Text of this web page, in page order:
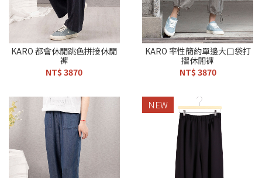
KARO 都會休閒跳色拼接休閒
褲
NT$ 3870
KARO 率性簡約單邊大口袋打
摺休閒褲
NT$ 3870
NEW